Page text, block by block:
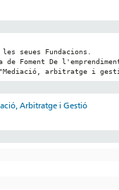
seues Fundacions.
Foment De
arbitratge i
Arbitratge i Gestió